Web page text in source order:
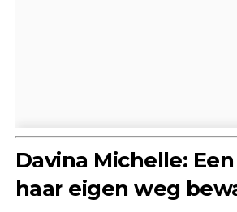
Davina Michelle:
haar eigen weg